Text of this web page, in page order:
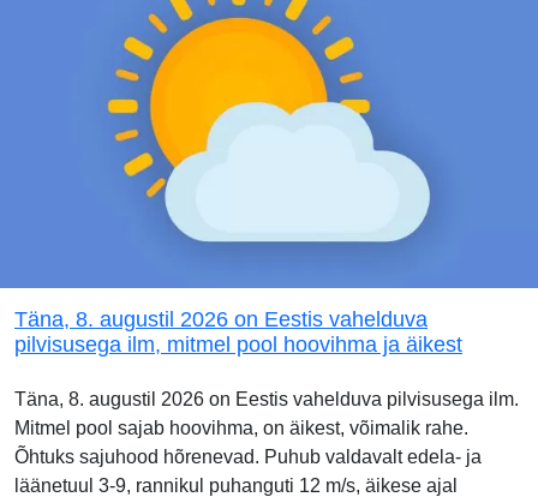
Täna, 8. augustil 2026 on Eestis vahelduva
pilvisusega ilm, mitmel pool hoovihma ja äikest
Täna, 8. augustil 2026 on Eestis vahelduva pilvisusega ilm.
Mitmel pool sajab hoovihma, on äikest, võimalik rahe.
Õhtuks sajuhood hõrenevad. Puhub valdavalt edela- ja
läänetuul 3-9, rannikul puhanguti 12 m/s, äikese ajal